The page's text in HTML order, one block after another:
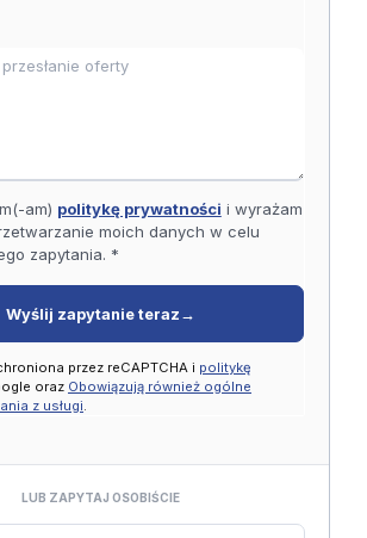
am) politykę prywatności i wyrażam
moich danych w celu
zapytania. *
Wyślij zapytanie teraz →
przez reCAPTCHA i politykę
oraz Obowiązują również ogólne
z usługi.
LUB ZAPYTAJ OSOBIŚCIE